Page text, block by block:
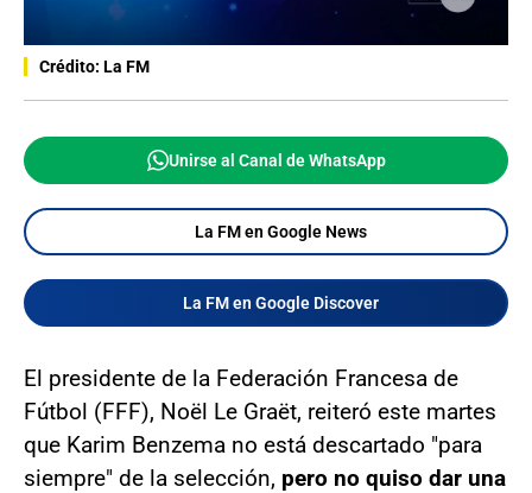
Crédito: La FM
Unirse al Canal de WhatsApp
La FM en Google News
La FM en Google Discover
El presidente de la Federación Francesa de
Fútbol (FFF), Noël Le Graët, reiteró este martes
que Karim Benzema no está descartado "para
siempre" de la selección, pero no quiso dar una